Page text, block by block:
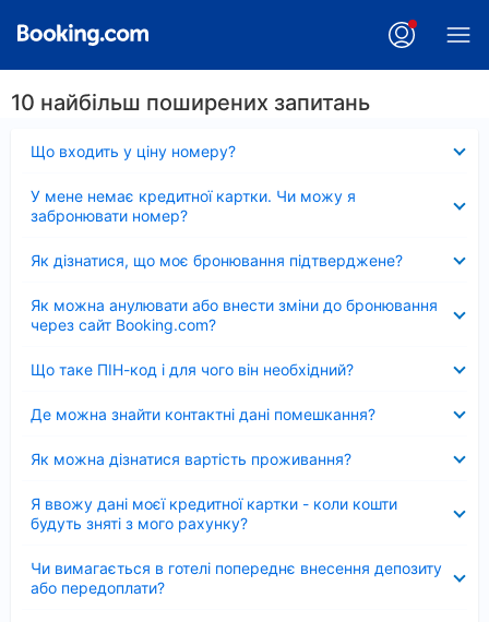
10 найбільш поширених запитань
Що входить у ціну номеру?
У мене немає кредитної картки. Чи можу я
забронювати номер?
Як дізнатися, що моє бронювання підтверджене?
Як можна анулювати або внести зміни до бронювання
через сайт Booking.com?
Що таке ПІН-код і для чого він необхідний?
Де можна знайти контактні дані помешкання?
Як можна дізнатися вартість проживання?
Я ввожу дані моєї кредитної картки - коли кошти
будуть зняті з мого рахунку?
Чи вимагається в готелі попереднє внесення депозиту
або передоплати?